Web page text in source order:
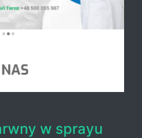
w sprayu